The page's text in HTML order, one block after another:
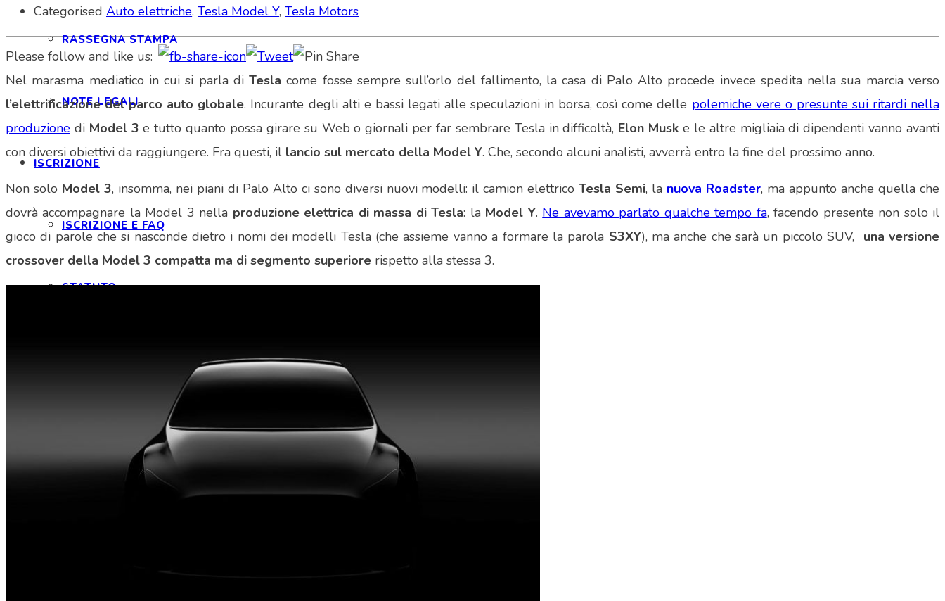
RASSEGNA STAMPA
NOTE LEGALI
ISCRIZIONE
ISCRIZIONE E FAQ
STATUTO
INFORMAZIONI
Categorised Auto elettriche, Tesla Model Y, Tesla Motors
Please follow and like us:
Nel marasma mediatico in cui si parla diTesla come fosse sempre sull’orlo del fallimento, la casa di Palo Alto procede invece spedita nella sua marcia verso
l’elettrificazione del parco auto globale. Incurante degli alti e bassi legati alle speculazioni in borsa, così come delle polemiche vere o presunte sui ritardi nella
produzione di Model 3 e tutto quanto possa girare su Web o giornali per far sembrare Tesla in difficoltà, Elon Muske le altre migliaia di dipendenti vanno avanti
con diversi obiettivi da raggiungere. Fra questi, il lancio sul mercato della Model Y. Che, secondo alcuni analisti, avverrà entro la fine del prossimo anno.
Non solo Model 3, insomma, nei piani di Palo Alto ci sono diversi nuovi modelli: il camion elettricoTesla Semi, la nuova Roadster, ma appunto anche quella che
dovrà accompagnare la Model 3 nella produzione elettrica di massa di Tesla: la Model Y. Ne avevamo parlato qualche tempo fa, facendo presente non solo il
gioco di parole che si nasconde dietro i nomi dei modelli Tesla (che assieme vanno a formare la parola S3XY), ma anche che sarà un piccolo SUV, una versione
crossover della Model 3 compatta ma di segmento superiore rispetto alla stessa 3.